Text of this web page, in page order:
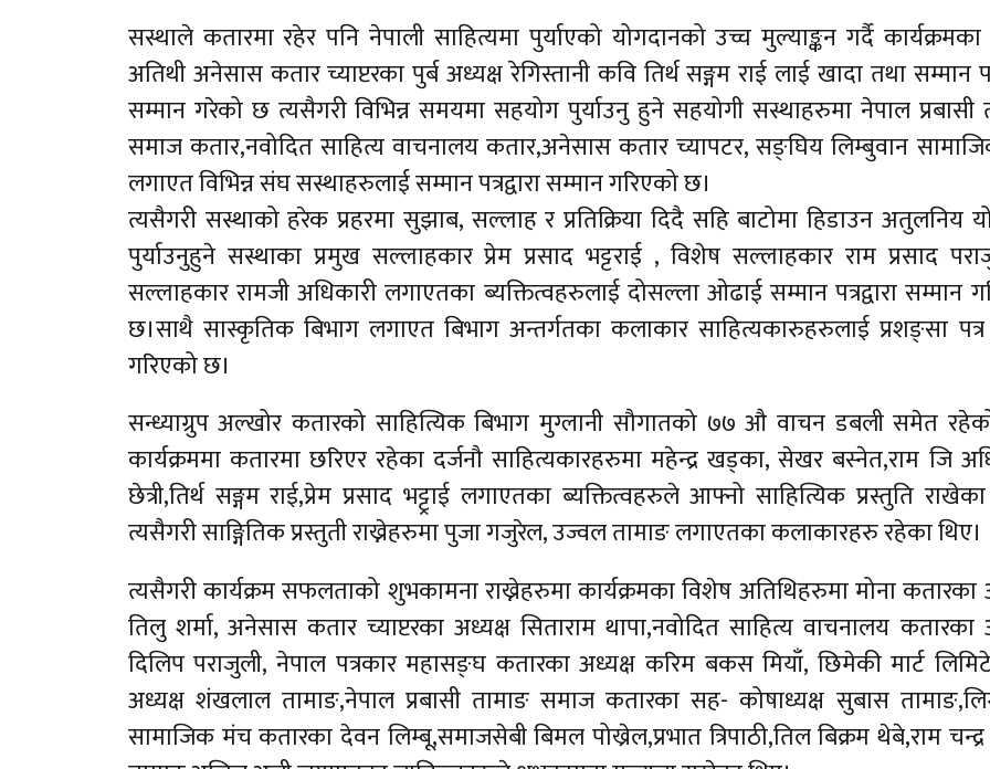
सस्थाले कतारमा रहेर पनि नेपाली साहित्यमा पुर्याएको योगदानको उच्च मुल्याङ्कन गर्दै
अतिथी अनेसास कतार च्याप्टरका पुर्ब अध्यक्ष रेगिस्तानी कवि तिर्थ सङ्गम राई लाई खादा तथा सम्मान
सम्मान गरेको छ त्यसैगरी विभिन्न समयमा सहयोग पुर्याउनु हुने सहयोगी सस्थाहरुमा नेपाल प्रबासी
समाज कतार,नवोदित साहित्य वाचनालय कतार,अनेसास कतार च्यापटर, सङ्घिय लिम्बुवान
लगाएत विभिन्न संघ सस्थाहरुलाई सम्मान पत्रद्वारा सम्मान गरिएको छ।
त्यसैगरी सस्थाको हरेक प्रहरमा सुझाब, सल्लाह र प्रतिक्रिया दिदै सहि बाटोमा हिडाउन अतुलनिय
पुर्याउनुहुने सस्थाका प्रमुख सल्लाहकार प्रेम प्रसाद भट्टराई , विशेष सल्लाहकार राम प्रसाद
सल्लाहकार रामजी अधिकारी लगाएतका ब्यक्तित्वहरुलाई दोसल्ला ओढाई सम्मान पत्रद्वारा सम्मान
छ।साथै सास्कृतिक बिभाग लगाएत बिभाग अन्तर्गतका कलाकार साहित्यकारुहरुलाई प्रशङ्सा पत्र
गरिएको छ।
सन्ध्याग्रुप अल्खोर कतारको साहित्यिक बिभाग मुग्लानी सौगातको ७७ औ वाचन डबली समेत
कार्यक्रममा कतारमा छरिएर रहेका दर्जनौ साहित्यकारहरुमा महेन्द्र खड्का, सेखर बस्नेत,राम जि
छेत्री,तिर्थ सङ्गम राई,प्रेम प्रसाद भट्ट्राई लगाएतका ब्यक्तित्वहरुले आफ्नो साहित्यिक प्रस्तुति
त्यसैगरी साङ्गितिक प्रस्तुती राख्नेहरुमा पुजा गजुरेल, उज्वल तामाङ लगाएतका कलाकारहरु रहेका थिए।
त्यसैगरी कार्यक्रम सफलताको शुभकामना राख्नेहरुमा कार्यक्रमका विशेष अतिथिहरुमा मोना कतारका
तिलु शर्मा, अनेसास कतार च्याप्टरका अध्यक्ष सिताराम थापा,नवोदित साहित्य वाचनालय कतारका
दिलिप पराजुली, नेपाल पत्रकार महासङ्घ कतारका अध्यक्ष करिम बकस मियाँ, छिमेकी मार्ट
अध्यक्ष शंखलाल तामाङ,नेपाल प्रबासी तामाङ समाज कतारका सह- कोषाध्यक्ष सुबास
सामाजिक मंच कतारका देवन लिम्बू,समाजसेबी बिमल पोख्रेल,प्रभात त्रिपाठी,तिल बिक्रम थेबे,राम चन्द्र